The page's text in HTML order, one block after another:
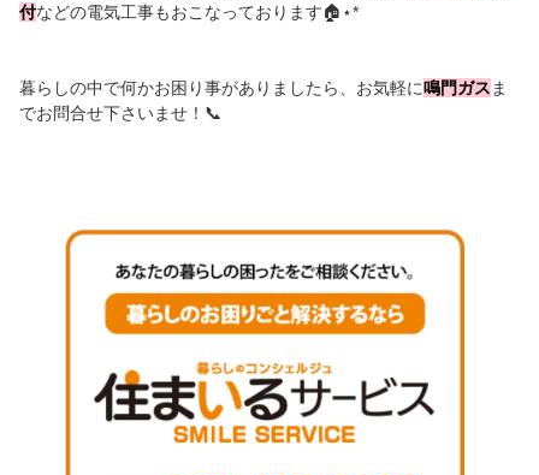
付などの電気工事もおこなっております🏠⋆*
暮らしの中で何かお困り事がありましたら、お気軽に鳴門ガス ま
でお問合せ下さいませ！📞